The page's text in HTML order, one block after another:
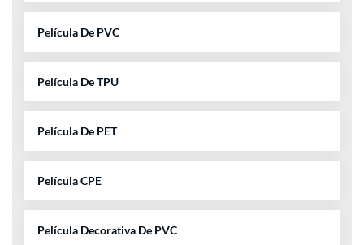
Película De PVC
Película De TPU
Película De PET
Película CPE
Película Decorativa De PVC